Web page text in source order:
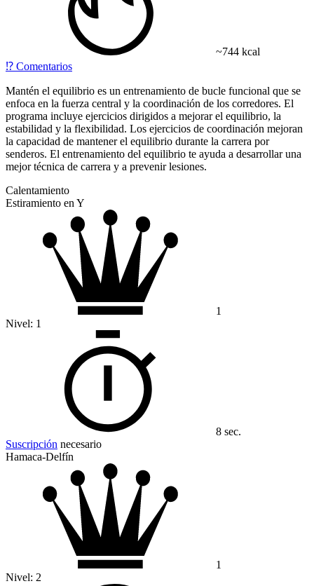
~744 kcal
⁉️ Comentarios
Mantén el equilibrio es un entrenamiento de bucle funcional que se
enfoca en la fuerza central y la coordinación de los corredores. El
programa incluye ejercicios dirigidos a mejorar el equilibrio, la
estabilidad y la flexibilidad. Los ejercicios de coordinación mejoran
la capacidad de mantener el equilibrio durante la carrera por
senderos. El entrenamiento del equilibrio te ayuda a desarrollar una
mejor técnica de carrera y a prevenir lesiones.
Calentamiento
Estiramiento en Y
1
Nivel: 1
8 sec.
Suscripción necesario
Hamaca-Delfín
1
Nivel: 2